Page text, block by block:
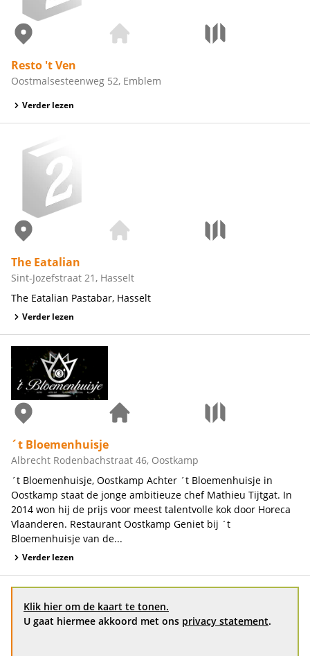
Resto 't Ven
Oostmalsesteenweg 52, Emblem
Verder lezen
The Eatalian
Sint-Jozefstraat 21, Hasselt
The Eatalian Pastabar, Hasselt
Verder lezen
´t Bloemenhuisje
Albrecht Rodenbachstraat 46, Oostkamp
´t Bloemenhuisje, Oostkamp Achter ´t Bloemenhuisje in
Oostkamp staat de jonge ambitieuze chef Mathieu Tijtgat. In
2014 won hij de prijs voor meest talentvolle kok door Horeca
Vlaanderen. Restaurant Oostkamp Geniet bij ´t
Bloemenhuisje van de...
Verder lezen
Klik hier om de kaart te tonen.
U gaat hiermee akkoord met ons privacy statement.